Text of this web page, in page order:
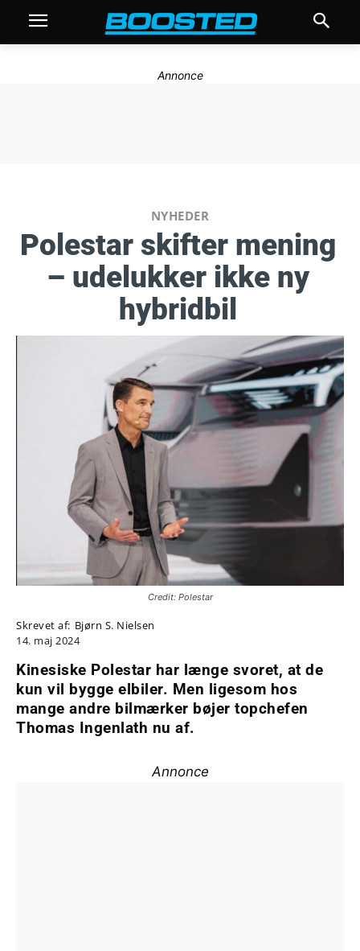
Annonce
NYHEDER
Polestar skifter mening
– udelukker ikke ny
hybridbil
Credit: Polestar
Skrevet af: Bjørn S. Nielsen
14. maj 2024
Kinesiske Polestar har længe svoret, at de
kun vil bygge elbiler. Men ligesom hos
mange andre bilmærker bøjer topchefen
Thomas Ingenlath nu af.
Annonce